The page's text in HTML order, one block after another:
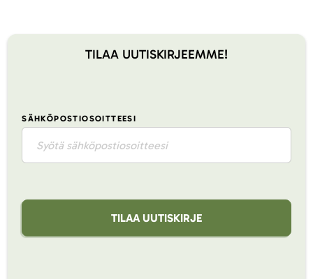
TILAA UUTISKIRJEEMME!
SÄHKÖPOSTIOSOITTEESI
TILAA UUTISKIRJE